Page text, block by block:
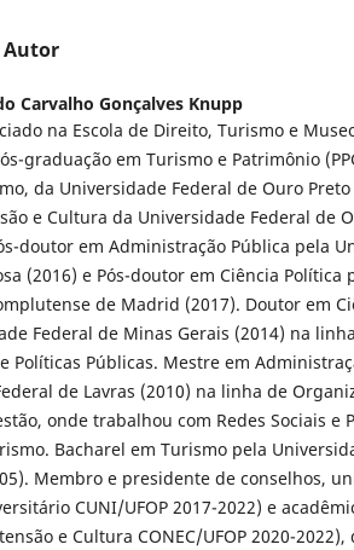
Autor
Carvalho Gonçalves Knupp
na Escola de Direito, Turismo e
graduação em Turismo e Patrimônio
da Universidade Federal de Ouro Preto
e Cultura da Universidade Federal de
doutor em Administração Pública pela
(2016) e Pós-doutor em Ciência Política
de Madrid (2017). Doutor em
Federal de Minas Gerais (2014) na
Políticas Públicas. Mestre em
de Lavras (2010) na linha de
onde trabalhou com Redes Sociais e
Bacharel em Turismo pela
Membro e presidente de conselhos,
CUNI/UFOP 2017-2022) e
e Cultura CONEC/UFOP 2020-